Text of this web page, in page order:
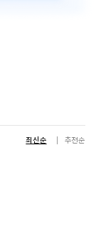
최신순 추천순